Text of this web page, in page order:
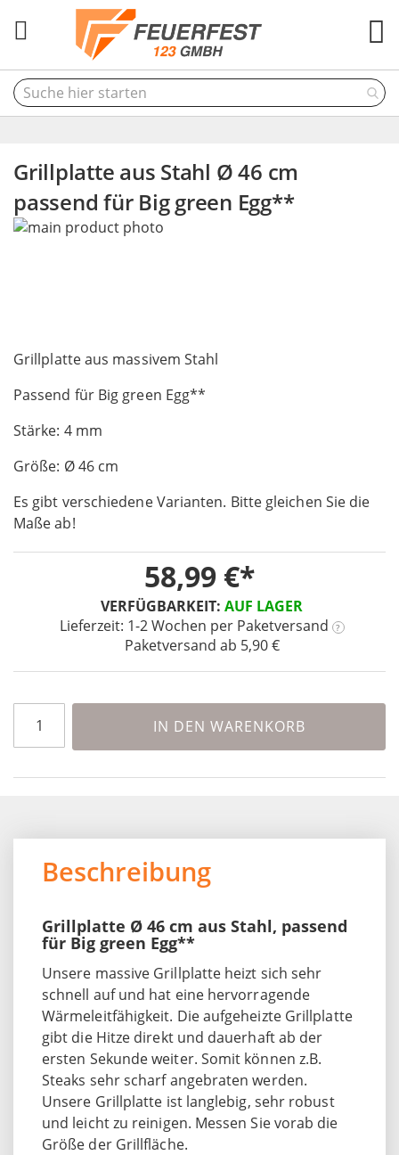
Grillplatte aus Stahl Ø 46 cm
passend für Big green Egg**
Grillplatte aus massivem Stahl
Passend für Big green Egg**
Stärke: 4 mm
Größe: Ø 46 cm
Es gibt verschiedene Varianten. Bitte gleichen Sie die
Maße ab!
VERFÜGBARKEIT: AUF LAGER
Lieferzeit: 1-2 Wochen per Paketversand ?
Paketversand ab 5,90 €
58,99 €
IN DEN WARENKORB
Skip
gallery
to
beginning
the
images
gallery
Beschreibung
Grillplatte Ø 46 cm aus Stahl, passend
für Big green Egg**
Unsere massive Grillplatte heizt sich sehr
schnell auf und hat eine hervorragende
Wärmeleitfähigkeit. Die aufgeheizte Grillplatte
gibt die Hitze direkt und dauerhaft ab der
ersten Sekunde weiter. Somit können z.B.
Steaks sehr scharf angebraten werden.
Unsere Grillplatte ist langlebig, sehr robust
und leicht zu reinigen. Messen Sie vorab die
Größe der Grillfläche.